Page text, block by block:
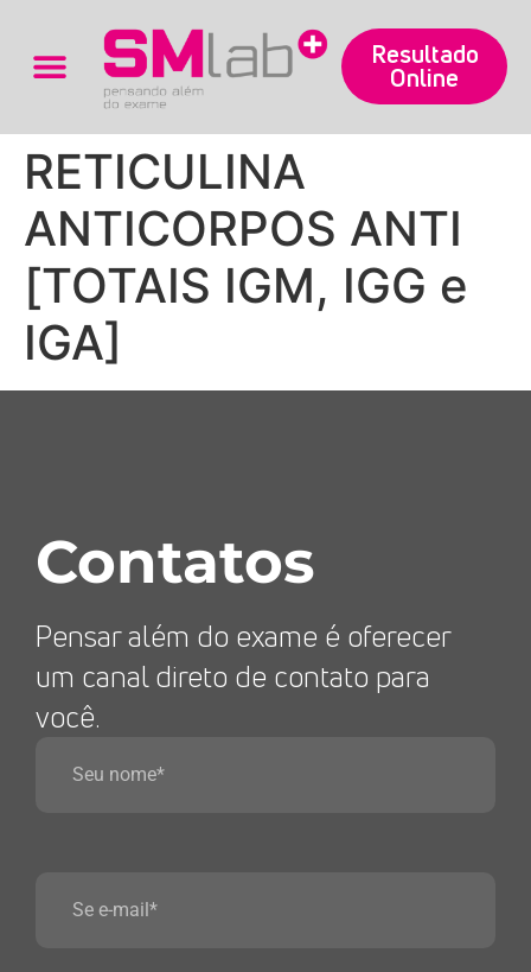
Resultado
Online
RETICULINA
ANTICORPOS ANTI
[TOTAIS IGM, IGG e
IGA]
Contatos
Pensar além do exame é oferecer
um canal direto de contato para
você.